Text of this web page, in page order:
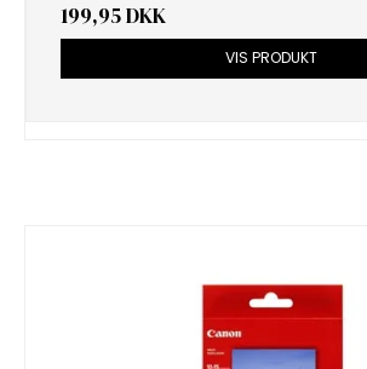
199,95 DKK
VIS PRODUKT